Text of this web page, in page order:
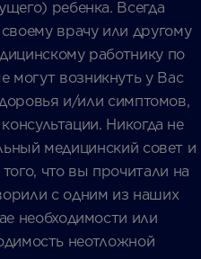
ребенка. Всегда
врачу или другому
работнику по
возникнуть у Вас
и/или симптомов,
Никогда не
медицинский совет и
что вы прочитали на
с одним из наших
необходимости или
неотложной